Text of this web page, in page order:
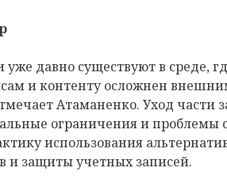
уже давно существуют в среде,
и контенту осложнен
Атаманенко. Уход части
ограничения и проблемы
использования
и защиты учетных записей.